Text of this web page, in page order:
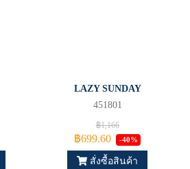
LAZY SUNDAY
451801
฿1,166
฿699.60 -40%
สั่งซื้อสินค้า